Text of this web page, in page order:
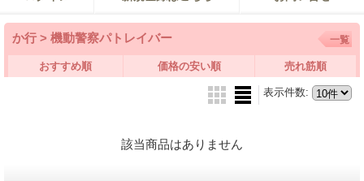
か行 > 機動警察パトレイバー 一覧
おすすめ順 価格の安い順 売れ筋順
表示件数:
該当商品はありません